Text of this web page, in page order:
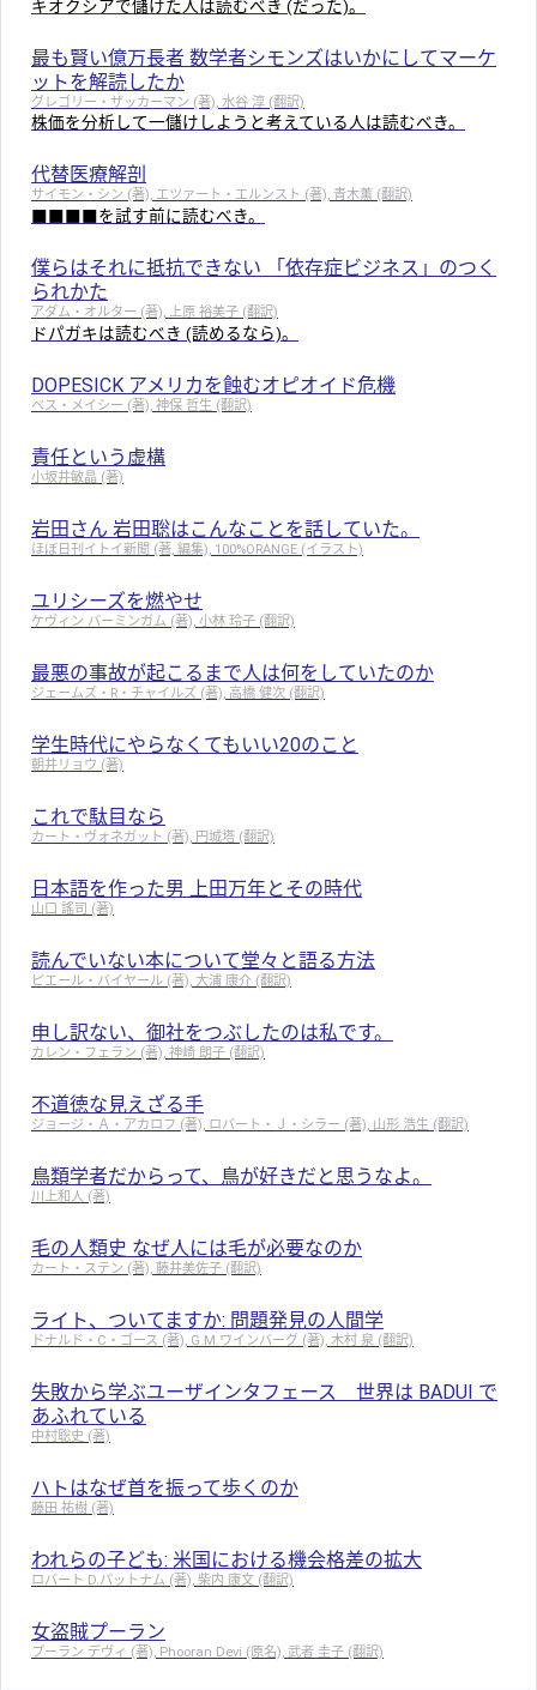
キオクシアで儲けた人は読むべき (だった)。
最も賢い億万長者 数学者シモンズはいかにしてマーケ
ットを解読したか
グレゴリー・ザッカーマン (著), 水谷 淳 (翻訳)
株価を分析して一儲けしようと考えている人は読むべき。
代替医療解剖
サイモン・シン (著), エツァート・エルンスト (著), 青木薫 (翻訳)
■■■■を試す前に読むべき。
僕らはそれに抵抗できない 「依存症ビジネス」のつく
られかた
アダム・オルター (著), 上原 裕美子 (翻訳)
ドパガキは読むべき (読めるなら)。
DOPESICK アメリカを蝕むオピオイド危機
ベス・メイシー (著), 神保 哲生 (翻訳)
責任という虚構
小坂井敏晶 (著)
岩田さん 岩田聡はこんなことを話していた。
ほぼ日刊イトイ新聞 (著, 編集), 100%ORANGE (イラスト)
ユリシーズを燃やせ
ケヴィン バーミンガム (著), 小林 玲子 (翻訳)
最悪の事故が起こるまで人は何をしていたのか
ジェームズ・R・チャイルズ (著), 高橋 健次 (翻訳)
学生時代にやらなくてもいい20のこと
朝井リョウ (著)
これで駄目なら
カート・ヴォネガット (著), 円城塔 (翻訳)
日本語を作った男 上田万年とその時代
山口 謠司 (著)
読んでいない本について堂々と語る方法
ピエール・バイヤール (著), 大浦 康介 (翻訳)
申し訳ない、御社をつぶしたのは私です。
カレン・フェラン (著), 神崎 朗子 (翻訳)
不道徳な見えざる手
ジョージ・Ａ・アカロフ (著), ロバート・Ｊ・シラー (著), 山形 浩生 (翻訳)
鳥類学者だからって、鳥が好きだと思うなよ。
川上和人 (著)
毛の人類史 なぜ人には毛が必要なのか
カート・ステン (著), 藤井美佐子 (翻訳)
ライト、ついてますか: 問題発見の人間学
ドナルド・C・ゴース (著), G.M.ワインバーグ (著), 木村 泉 (翻訳)
失敗から学ぶユーザインタフェース 世界は BADUI で
あふれている
中村聡史 (著)
ハトはなぜ首を振って歩くのか
藤田 祐樹 (著)
われらの子ども: 米国における機会格差の拡大
ロバート D.パットナム (著), 柴内 康文 (翻訳)
女盗賊プーラン
プーラン デヴィ (著), Phooran Devi (原名), 武者 圭子 (翻訳)